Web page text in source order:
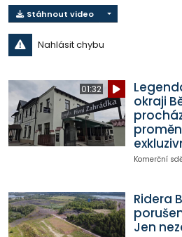
Stáhnout video
Nahlásit chybu
01:32
okraji
Komerční
Ridera
Jen